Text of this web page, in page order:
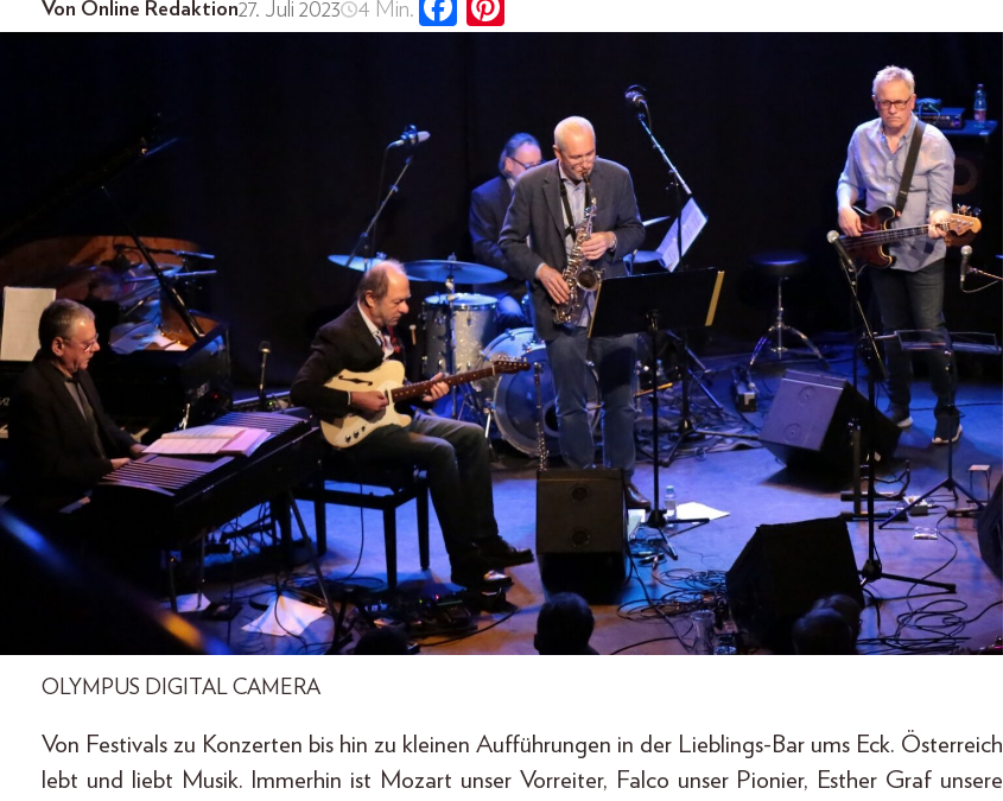
Von Online Redaktion27. Juli 2023 4 Min.
OLYMPUS DIGITAL CAMERA
Von Festivals zu Konzerten bis hin zu kleinen Aufführungen in der Lieblings-Bar ums Eck. Österreich
lebt und liebt Musik. Immerhin ist Mozart unser Vorreiter, Falco unser Pionier, Esther Graf unsere